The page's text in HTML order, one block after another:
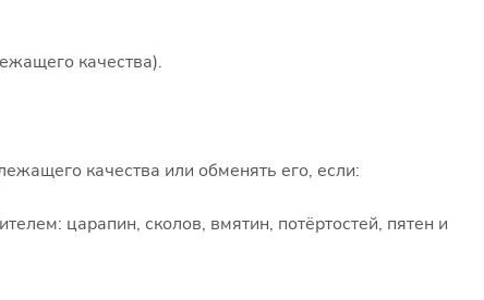
качества).
качества или обменять его, если:
царапин, сколов, вмятин, потёртостей, пятен и